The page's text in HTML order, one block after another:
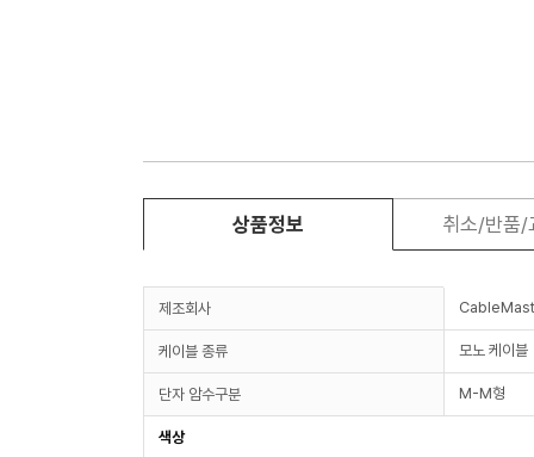
상품정보 취소/반품/
제조회사
케이블 종류 모노 케이블
단자 암수구분 M-M형
색상